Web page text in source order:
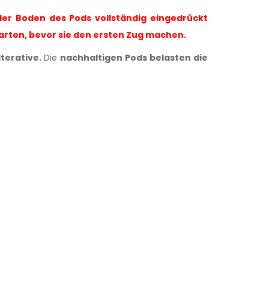
Boden des Pods vollständig eingedrückt
bevor sie den ersten Zug machen.
Die nachhaltigen Pods belasten die